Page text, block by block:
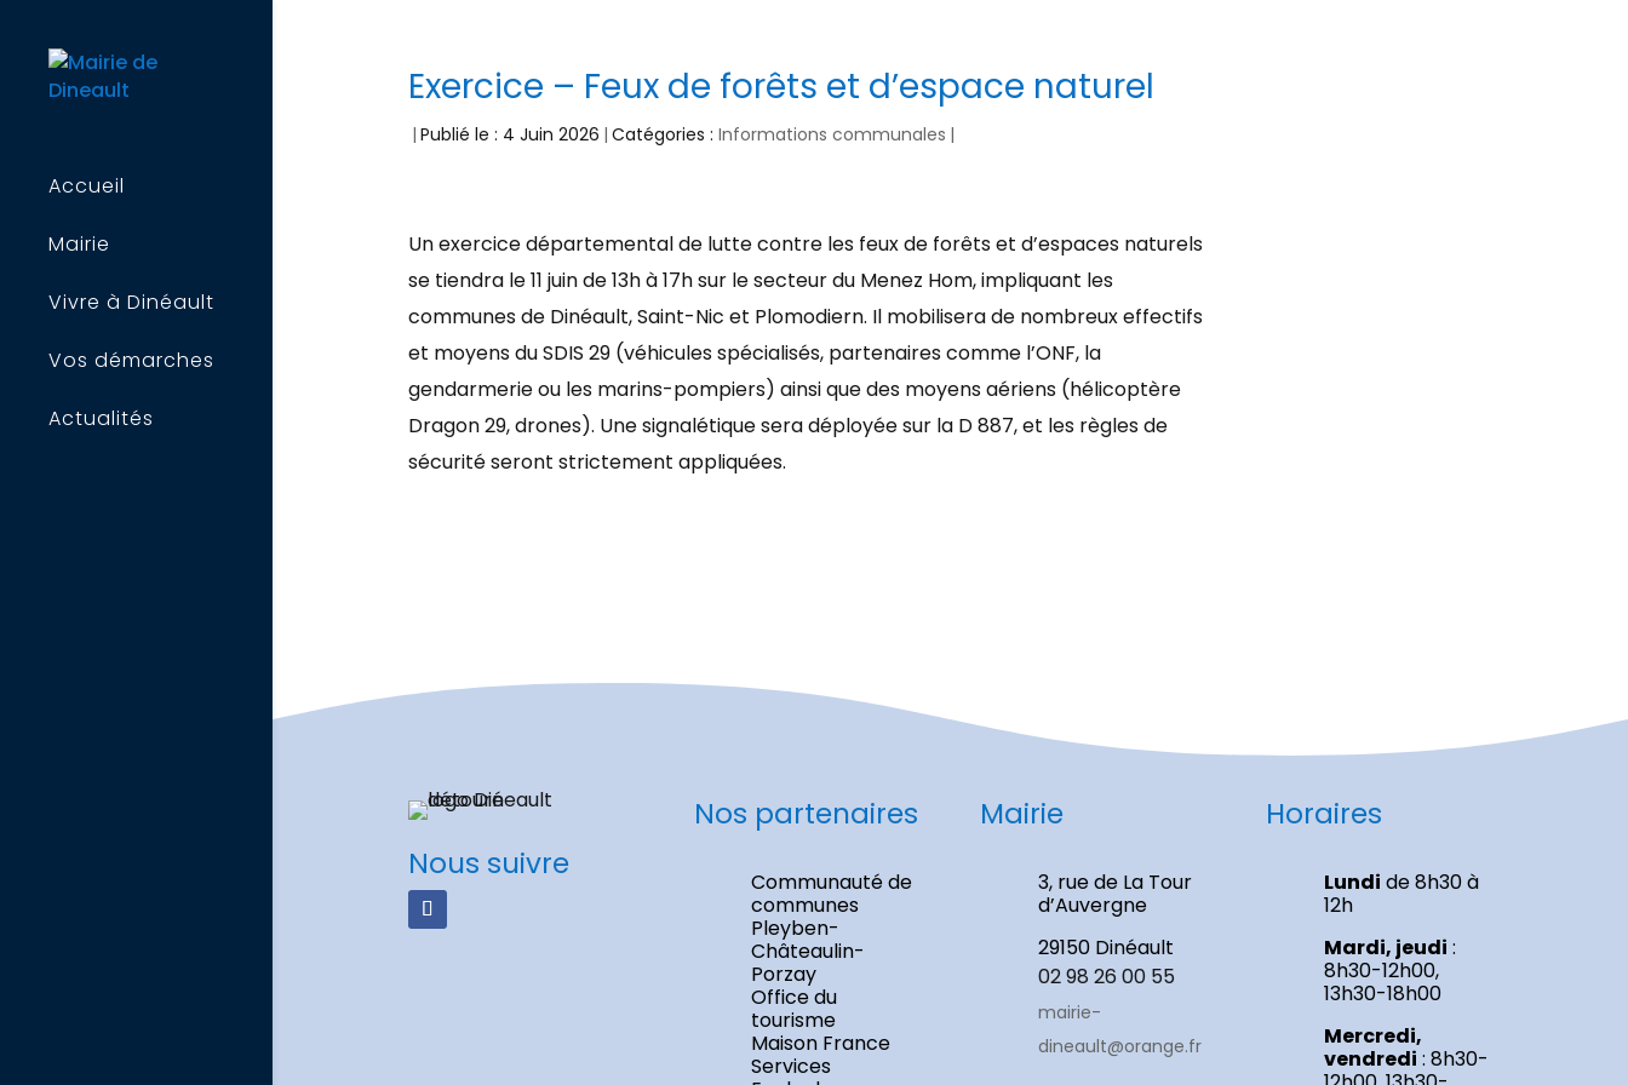
Accueil
Mairie
Vivre à Dinéault
Vos démarches
Actualités
Exercice – Feux de forêts et d’espace naturel
| Publié le : 4 Juin 2026 | Catégories : Informations communales |
Un exercice départemental de lutte contre les feux de forêts et d’espaces naturels
se tiendra le 11 juin de 13h à 17h sur le secteur du Menez Hom, impliquant les
communes de Dinéault, Saint-Nic et Plomodiern. Il mobilisera de nombreux effectifs
et moyens du SDIS 29 (véhicules spécialisés, partenaires comme l’ONF, la
gendarmerie ou les marins-pompiers) ainsi que des moyens aériens (hélicoptère
Dragon 29, drones). Une signalétique sera déployée sur la D 887, et les règles de
sécurité seront strictement appliquées.
Nous suivre
Nos partenaires
Communauté de
communes
Pleyben-
Châteaulin-
Porzay
Office du
tourisme
Maison France
Services
Mairie
3, rue de La Tour
d’Auvergne
29150 Dinéault
02 98 26 00 55
mairie-
dineault@orange.fr
Horaires
Lundi de 8h30 à
12h
Mardi, jeudi :
8h30-12h00,
13h30-18h00
Mercredi,
vendredi : 8h30-